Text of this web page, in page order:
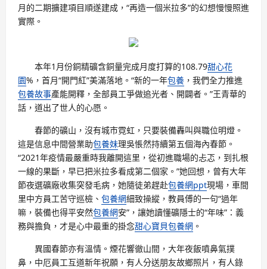
月的二期擴建項目順遂建成，“再造一個米拉多”的幻想慢慢照進
實際。
本年1月份銅精礦含銅量完成月度打算的108.79甜心花
園%，首月“開門紅”美滿落地。“新的一年包養 ，我們全力推進
包養故事產能開釋，全部員工爭做追光者、開闢者。”王青華的
話，道出了世人的心愿。
春節的礦山，沒有城市霓虹，只要裝備轟叫與職位明燈。
這是信息中間營業助包養妹理吳悵然持續第五個海內春節。
“2021年疫情最嚴重時我離開這里，從初進職場的忐忑，到扎根
一線的果斷，早已把米拉多看成第二個家。”她回想，曾有大年
節夜選礦廠收集突發毛病，她隨徒弟趕赴包養網ppt現場，車間
里中方員工苦守巡檢、 包養網細致操縱，教員傅的一句“過年
嘛，裝備也得平安然包養網安”，讓她讀懂礦隱士的“年味”：義
務與擔負，才是心中最重的掛念甜心寶貝包養網 。
異國春節亦有溫情。煙花響徹山間，大年夜飯噴鼻氣撲
鼻，中厄員工互道新年祝願，有人分送朋友故鄉照片，有人錄